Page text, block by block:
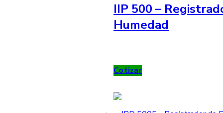
IIP 500 –
Humedad
Cotizar